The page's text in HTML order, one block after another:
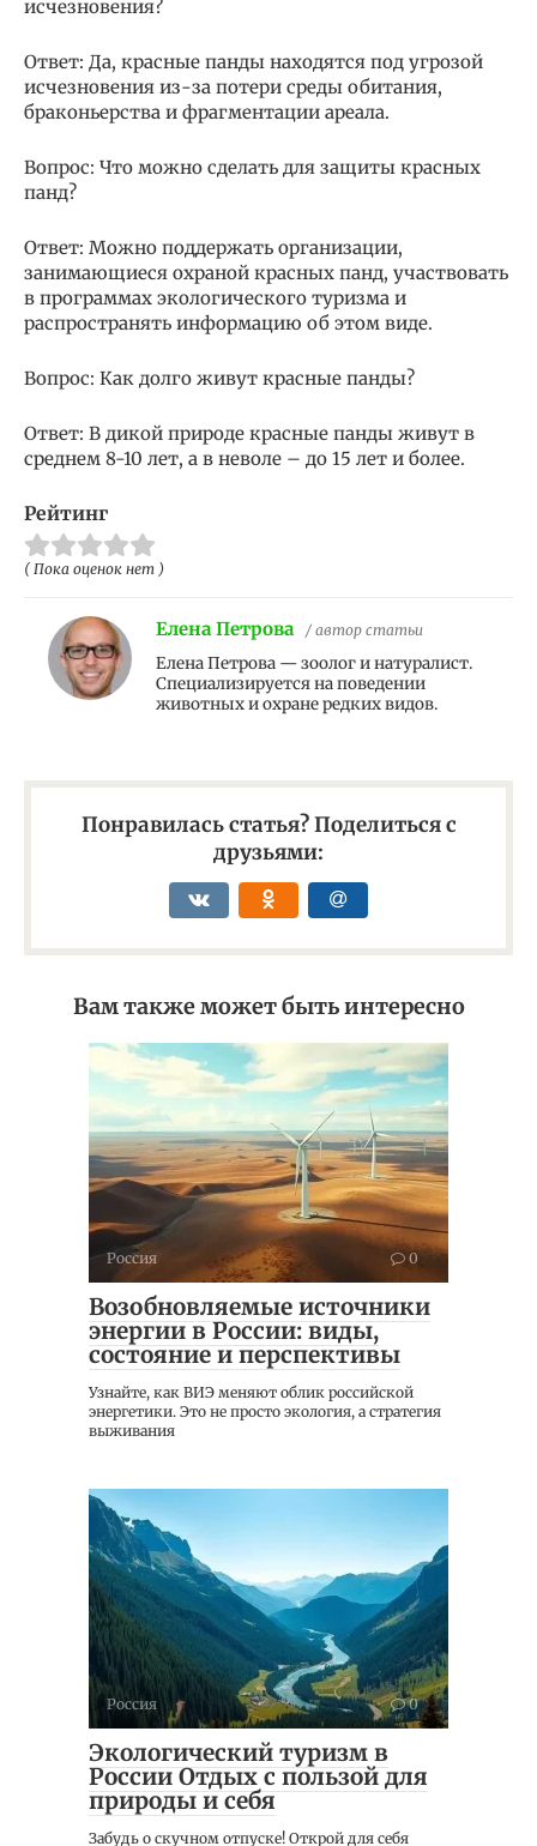
исчезновения?
Ответ: Да, красные панды находятся под угрозой
исчезновения из-за потери среды обитания,
браконьерства и фрагментации ареала.
Вопрос: Что можно сделать для защиты красных
панд?
Ответ: Можно поддержать организации,
занимающиеся охраной красных панд, участвовать
в программах экологического туризма и
распространять информацию об этом виде.
Вопрос: Как долго живут красные панды?
Ответ: В дикой природе красные панды живут в
среднем 8-10 лет, а в неволе – до 15 лет и более.
Рейтинг
( Пока оценок нет )
Елена Петрова / автор статьи
Елена Петрова — зоолог и натуралист.
Специализируется на поведении
животных и охране редких видов.
Понравилась статья? Поделиться с
друзьями:
Вам также может быть интересно
Россия 0
Возобновляемые источники
энергии в России: виды,
состояние и перспективы
Узнайте, как ВИЭ меняют облик российской
энергетики. Это не просто экология, а стратегия
выживания
Россия 0
Экологический туризм в
России Отдых с пользой для
природы и себя
Забудь о скучном отпуске! Открой для себя